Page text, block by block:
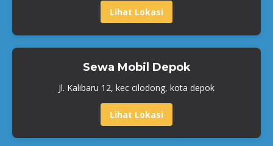
Lihat Lokasi
Sewa Mobil Depok
Jl. Kalibaru 12, kec cilodong, kota depok
Lihat Lokasi